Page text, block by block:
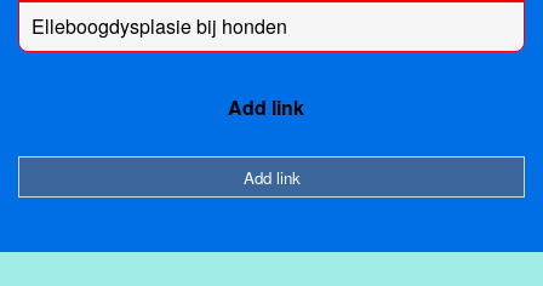
Elleboogdysplasie bij honden
Add link
Add link